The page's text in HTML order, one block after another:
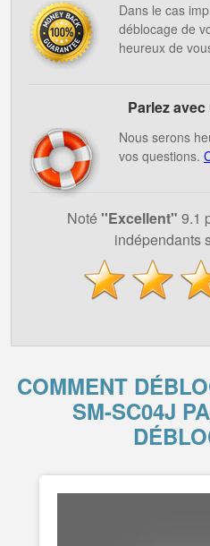
Dans le cas
déblocage de
heureux de
Parlez
Nous serons
vos questions.
Noté ''Excellent" 9.1
indépendants
COMMENT
SM-SC04J